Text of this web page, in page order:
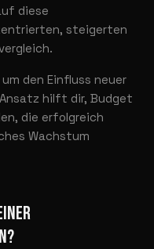
diese
steigerten
um den Einfluss neuer
hilft dir, Budget
die erfolgreich
Wachstum